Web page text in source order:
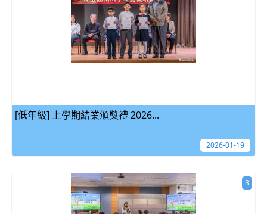
[低年級] 上學期結業頒獎禮 2026...
2026-01-19
3